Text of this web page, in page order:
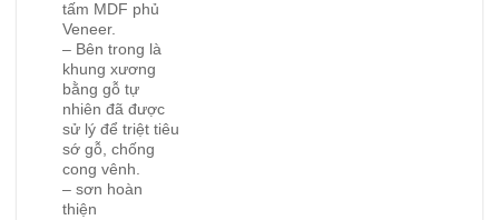
tấm MDF phủ
Veneer.
– Bên trong là
khung xương
bằng gỗ tự
nhiên đã được
sử lý để triệt tiêu
sớ gỗ, chống
cong vênh.
– sơn hoàn
thiện